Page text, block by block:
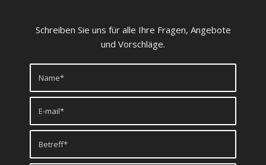
Schreiben Sie uns für alle Ihre Fragen, Angebote
und Vorschläge.